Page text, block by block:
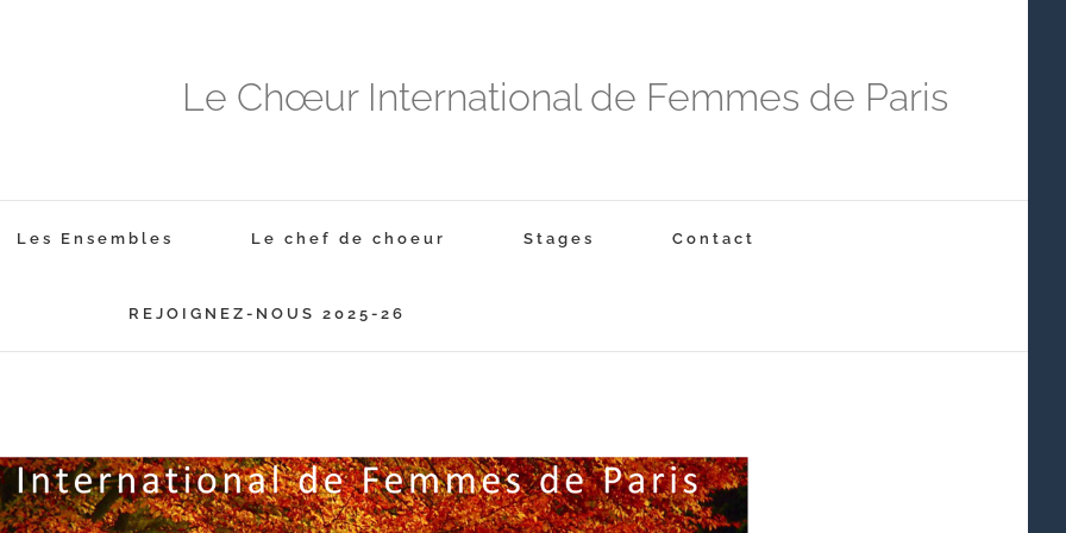
Le Chœur International de Femmes de Paris
Les Ensembles Le chef de choeur Stages Contact
REJOIGNEZ-NOUS 2025-26